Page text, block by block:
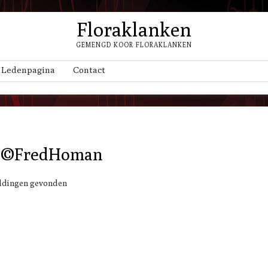
Floraklanken
GEMENGD KOOR FLORAKLANKEN
Ledenpagina Contact
gevonden